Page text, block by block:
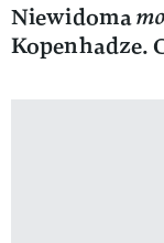
Niewidoma
Kopenhadze.